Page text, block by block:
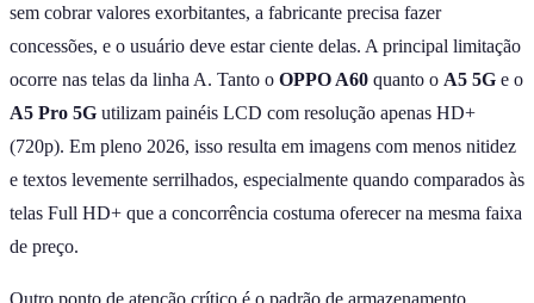
sem cobrar valores exorbitantes, a fabricante precisa fazer
concessões, e o usuário deve estar ciente delas. A principal limitação
ocorre nas telas da linha A. Tanto o OPPO A60 quanto o A5 5G e o
A5 Pro 5G utilizam painéis LCD com resolução apenas HD+
(720p). Em pleno 2026, isso resulta em imagens com menos nitidez
e textos levemente serrilhados, especialmente quando comparados às
telas Full HD+ que a concorrência costuma oferecer na mesma faixa
de preço.
Outro ponto de atenção crítico é o padrão de armazenamento